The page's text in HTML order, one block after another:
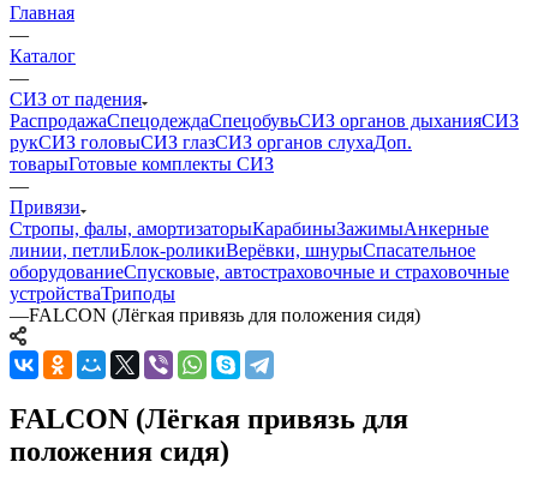
Главная
—
Каталог
—
СИЗ от падения
РаспродажаСпецодеждаСпецобувьСИЗ органов дыханияСИЗ
рукСИЗ головыСИЗ глазСИЗ органов слухаДоп.
товарыГотовые комплекты СИЗ
—
Привязи
Стропы, фалы, амортизаторыКарабиныЗажимыАнкерные
линии, петлиБлок-роликиВерёвки, шнурыСпасательное
оборудованиеСпусковые, автостраховочные и страховочные
устройстваТриподы
—FALCON (Лёгкая привязь для положения сидя)
FALCON (Лёгкая привязь для
положения сидя)